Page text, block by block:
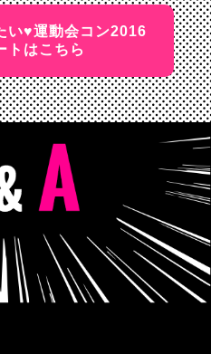
い♥運動会コン2016
トはこちら